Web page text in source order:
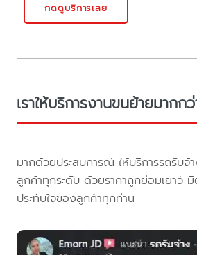
กดดูบริการเลย
เราให้บริการงานขนย้ายมากก
มากด้วยประสบการณ์ ให้บริการรถรับ
ลูกค้าทุกระดับ ด้วยราคาถูกย่อมเยาว์
ประทับใจของลูกค้าทุกท่าน